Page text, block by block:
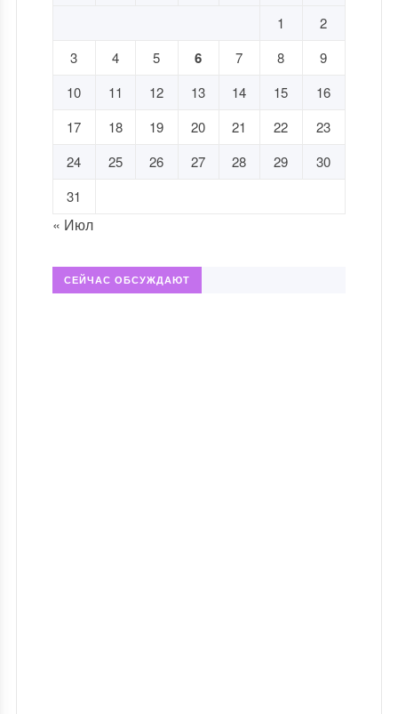
1
2
3
4 5 6 7 8
9
10
11 12 13 14 15
16
17
18 19 20 21 22
23
24
25 26 27 28 29
30
31
« Июл
СЕЙЧАС ОБСУЖДАЮТ